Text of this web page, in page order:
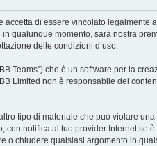
accetta di essere vincolato
qualunque momento, sarà nostra
delle condizioni d’uso.
Teams”) che è un software per la
Limited non è responsabile dei
tipo di materiale che può violare
notifica al tuo provider Internet se
chiudere qualsiasi argomento in